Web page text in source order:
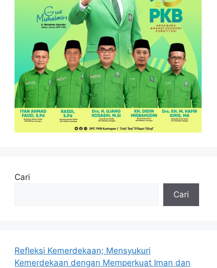
Cari
Cari
Refleksi Kemerdekaan; Mensyukuri
Kemerdekaan dengan Memperkuat Iman dan